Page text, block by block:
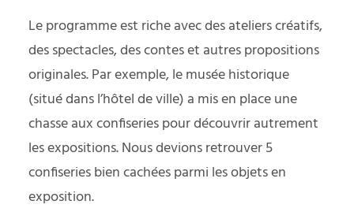
Le programme est riche avec des ateliers créatifs,
des spectacles, des contes et autres propositions
originales. Par exemple, le musée historique
(situé dans l’hôtel de ville) a mis en place une
chasse aux confiseries pour découvrir autrement
les expositions. Nous devions retrouver 5
confiseries bien cachées parmi les objets en
exposition.